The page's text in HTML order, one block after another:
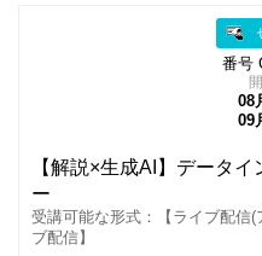
番号
08
09
【解説×生成AI】データ
ー
受講可能な形式：【ライブ配信
ブ配信】